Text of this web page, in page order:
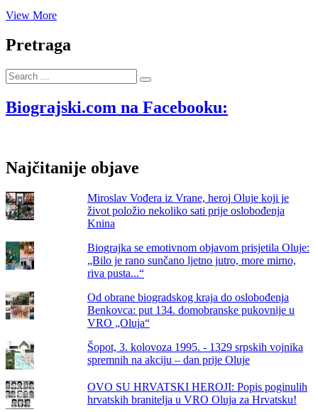
View MoreFlorijan
(1901.-1964.)
kapelnik
Biograd
na
pokopan
„starom“
biogradskom
groblju
Pretraga
Search
…
Biograjski.com na Facebooku:
Najčitanije objave
Miroslav Vođera iz Vrane, heroj Oluje koji je
život položio nekoliko sati prije oslobođenja
Knina
Biograjka se emotivnom objavom prisjetila Oluje:
„Bilo je rano sunčano ljetno jutro, more mirno,
riva pusta...“
Od obrane biogradskog kraja do oslobođenja
Benkovca: put 134. domobranske pukovnije u
VRO „Oluja“
Šopot, 3. kolovoza 1995. - 1329 srpskih vojnika
spremnih na akciju – dan prije Oluje
OVO SU HRVATSKI HEROJI: Popis poginulih
hrvatskih branitelja u VRO Oluja za Hrvatsku!